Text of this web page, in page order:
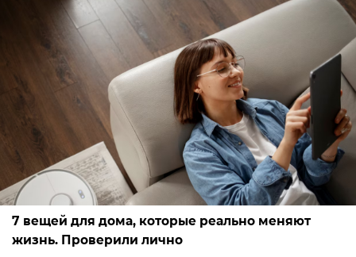
7 вещей для дома, которые реально меняют
жизнь. Проверили лично